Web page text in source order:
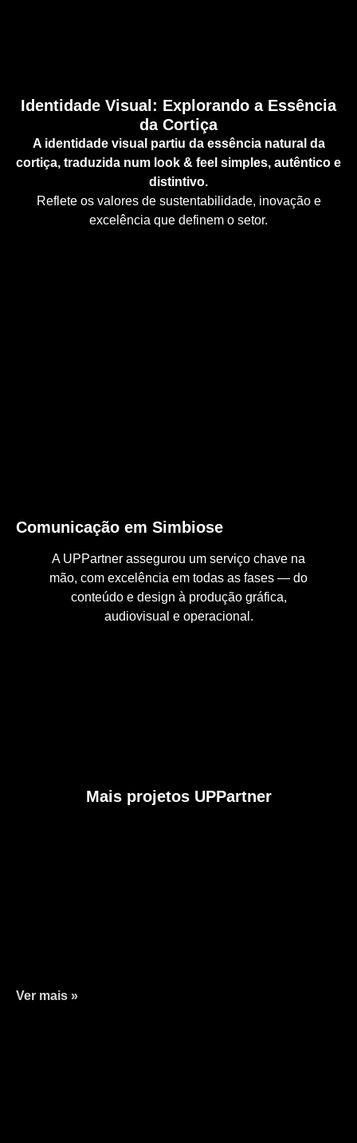
Identidade Visual: Explorando a Essência
da Cortiça
A identidade visual partiu da essência natural da
cortiça, traduzida num look & feel simples, autêntico e
distintivo.
Reflete os valores de sustentabilidade, inovação e
excelência que definem o setor.
Comunicação em Simbiose
A UPPartner assegurou um serviço chave na
mão, com excelência em todas as fases — do
conteúdo e design à produção gráfica,
audiovisual e operacional.
Mais projetos UPPartner
Ver mais »